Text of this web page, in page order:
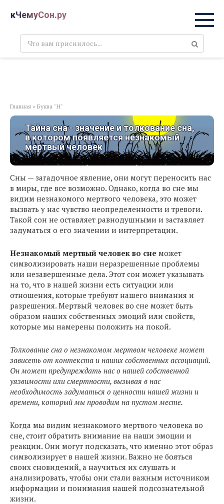
кЧемуСон.ру
Поиск:
Главная » Буква "Н"
Тайна сна - значение и толкование сна,
в котором появляется незнакомый
мертвый человек
Сны — загадочное явление, они могут переносить нас
в миры, где все возможно. Однако, когда во сне мы
видим незнакомого мертвого человека, это может
вызвать у нас чувство неопределенности и тревоги.
Такой сон не оставляет равнодушными и заставляет
задуматься о его значении и интерпретации.
Незнакомый мертвый человек во сне может
символизировать наши неразрешенные проблемы
или незавершенные дела. Этот сон может указывать
на то, что в нашей жизни есть ситуации или
отношения, которые требуют нашего внимания и
разрешения. Мертвый человек во сне может быть
образом наших собственных эмоций или свойств,
которые мы намерены положить на покой.
Толкование сна о незнакомом мертвом человеке может
зависеть от контекста и наших собственных ассоциаций.
Он может предупреждать нас о нашей собственной
уязвимости или смертности, вызывая в нас
необходимость задуматься о ценности нашей жизни и
времени, который мы проводим на пустом месте.
Когда мы видим незнакомого мертвого человека во
сне, стоит обратить внимание на наши эмоции и
реакции. Они могут подсказать, что именно этот образ
символизирует в нашей жизни. Важно не бояться
своих сновидений, а научиться их слушать и
анализировать, чтобы они стали важным источником
информации и понимания нашей подсознательной
жизни.